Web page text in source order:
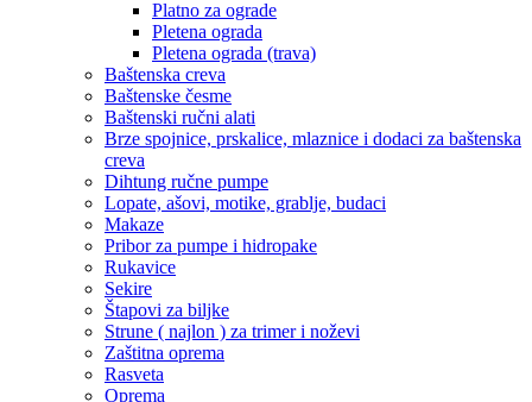
Platno za ograde
Pletena ograda
Pletena ograda (trava)
Baštenska creva
Baštenske česme
Baštenski ručni alati
Brze spojnice, prskalice, mlaznice i dodaci za baštenska
creva
Dihtung ručne pumpe
Lopate, ašovi, motike, grablje, budaci
Makaze
Pribor za pumpe i hidropake
Rukavice
Sekire
Štapovi za biljke
Strune ( najlon ) za trimer i noževi
Zaštitna oprema
Rasveta
Oprema